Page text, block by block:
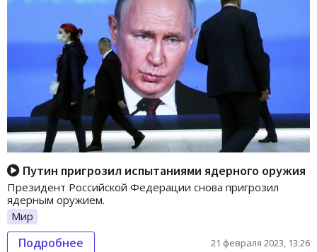
Путин пригрозил испытаниями ядерного оружия
Президент Российской Федерации снова пригрозил
ядерным оружием.
Мир
Подробнее 21 февраля 2023, 13:26